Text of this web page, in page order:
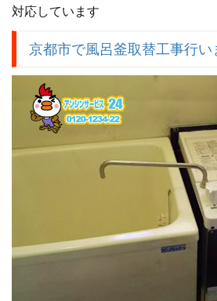
対応しています
京都市で風呂釜取替工事行い